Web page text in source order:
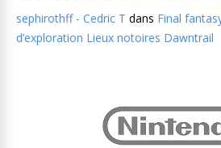
sephirothff - Cedric T dans Final
d’exploration Lieux notoires Dawntrail